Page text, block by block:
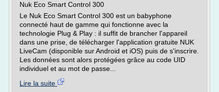
Nuk Eco Smart Control 300
Le Nuk Eco Smart Control 300 est un babyphone
connecté haut de gamme qui fonctionne avec la
technologie Plug & Play : il suffit de brancher l'appareil
dans une prise, de télécharger l'application gratuite NUK
LiveCam (disponible sur Android et iOS) puis de s'inscrire.
Les données sont alors protégées grâce au code UID
individuel et au mot de passe...
Lire la suite